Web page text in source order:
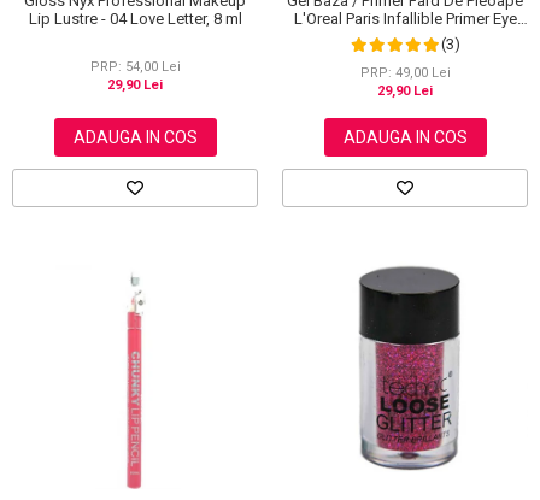
Lip Lustre - 04 Love Letter, 8 ml
PRP: 54,00 Lei
29,90 Lei
ADAUGA IN COS
L'Oreal Paris Infallible Primer Eye
Shadow Base 100, 3 ml
(3)
PRP: 49,00 Lei
29,90 Lei
ADAUGA IN COS